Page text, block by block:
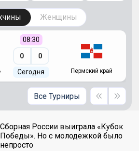
Женщины
08:30
0 0
Сегодня Пермский край
Все Турниры
Сборная России выиграла «Кубок
Победы». Но с молодежкой было
непросто